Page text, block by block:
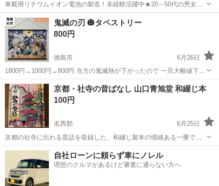
車載用リチウムイオン電池の製造！未経験活躍中★20～50代の男女活
躍中！寮費無料★備品付き1R寮完備！自宅からマイカー通勤OK！無料
駐車場完備◎正社員登用制度あり！《徳島県板野郡松茂町》 人気の工
場のお仕事 ◇車載用リチウ...
徳島 その他
鬼滅の刃 🎃タペストリー
800円
徳島市
6月26日
1800円→1000円→800円 当方の鬼滅熱が下がったので 一旦大幅値下げ
しました。 【商品】 「鬼滅の刃×ufotable cafe DINING ハッピーハロ
ウィン 第2弾」size 約60㎝×45㎝ とっても魅...
徳島 徳島市 その他 鬼滅の刃
京都・社寺の昔ばなし 山口青旭堂 和綴じ本
100円
名西郡
6月25日
京都の社寺に伝わる昔話を収録した、和綴じ製本の情緒ある一冊で
す。 - タイトル: 京都・社寺の昔ばなし - 発行元: 株式会社 山口青旭堂
- 画: 有吉弘行 - 話: 河野伸枝 - 製本様式: 和綴じ - 定価: 500...
徳島 名西郡 その他
自社ローンに頼らず車にノレル
理想のクルマがあるけど審査に通らない方へ